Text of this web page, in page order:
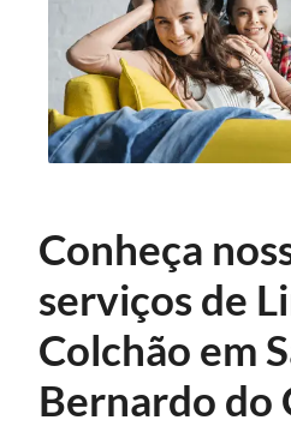
Conheça
serviços de
Colchão em
Bernardo do